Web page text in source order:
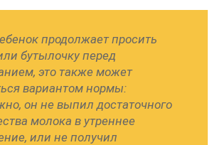
продолжает просить
бутылочку перед
это также может
вариантом нормы:
он не выпил достаточного
молока в утреннее
или не получил